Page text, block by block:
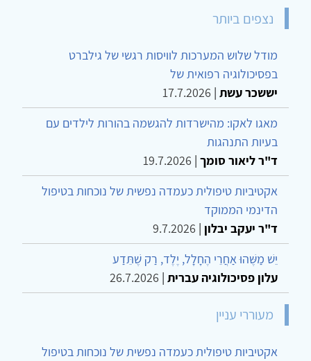
נצפים ביותר
מודל שלוש המערכות לוויסות רגשי של גילברט
בפסיכולוגיה רפואית של
יששכר עשת |
17.7.2026
מאגו לאקו: מהישרדות להגשמה בהורות לילדים עם
בעיות התנהגות
ד"ר ליאור סומך |
19.7.2026
אקטיביות טיפולית כעמדה נפשית של נוכחות בטיפול
הדינמי הממוקד
ד"ר יעקב יבלון |
9.7.2026
יֵשׁ מַשֶּׁהוּ אַחֲרֵי הֶחָלָל, יֶלֶד, רַק שֶׁתֵּדַע
עלון פסיכולוגיה עברית |
26.7.2026
מעוררי עניין
אקטיביות טיפולית כעמדה נפשית של נוכחות בטיפול